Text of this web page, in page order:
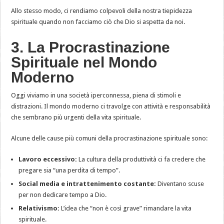
Allo stesso modo, ci rendiamo colpevoli della nostra tiepidezza
spirituale quando non facciamo ciò che Dio si aspetta da noi.
3. La Procrastinazione
Spirituale nel Mondo
Moderno
Oggi viviamo in una società iperconnessa, piena di stimoli e
distrazioni. Il mondo moderno ci travolge con attività e responsabilità
che sembrano più urgenti della vita spirituale.
Alcune delle cause più comuni della procrastinazione spirituale sono:
Lavoro eccessivo: La cultura della produttività ci fa credere che
pregare sia “una perdita di tempo”.
Social media e intrattenimento costante: Diventano scuse
per non dedicare tempo a Dio.
Relativismo: L’idea che “non è così grave” rimandare la vita
spirituale.